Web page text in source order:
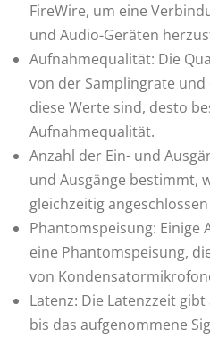
FireWire, um eine
und Audio-Geräten
Aufnahmequalität: Die
von der Samplingrate und
diese Werte sind, desto
Aufnahmequalität.
Anzahl der Ein- und
und Ausgänge bestimmt,
gleichzeitig
Phantomspeisung: Einige
eine Phantomspeisung,
von
Latenz: Die Latenzzeit
bis das aufgenommene